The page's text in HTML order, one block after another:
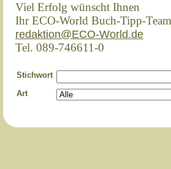
Viel Erfolg wünscht Ihnen
Ihr ECO-World Buch-Tipp-Team
redaktion@ECO-World.de
Tel. 089-746611-0
Stichwort
Art